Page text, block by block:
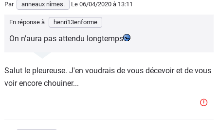
Par anneaux nîmes. Le 06/04/2020 à 13:11
En réponse à henri13enforme
On n'aura pas attendu longtemps
Salut le pleureuse. J'en voudrais de vous décevoir et de vous
voir encore chouiner...